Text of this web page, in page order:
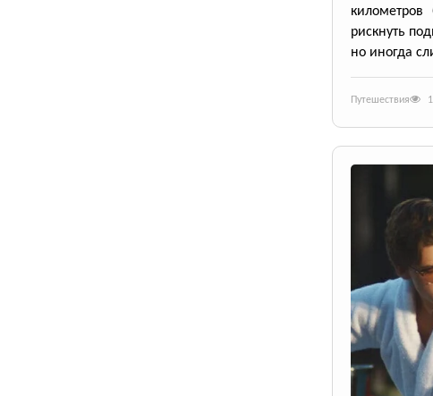
рискнуть
но иногда
Путешествия